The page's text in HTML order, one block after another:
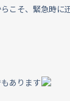
こそ、緊急時に
あります